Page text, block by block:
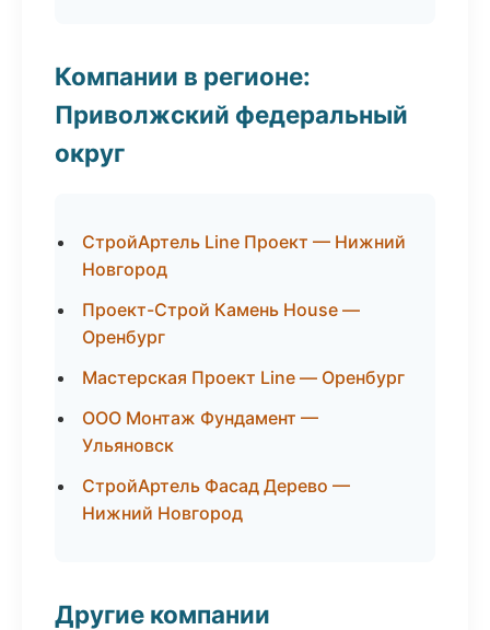
Компании в регионе:
Приволжский федеральный
округ
СтройАртель Line Проект — Нижний
Новгород
Проект-Строй Камень House —
Оренбург
Мастерская Проект Line — Оренбург
ООО Монтаж Фундамент —
Ульяновск
СтройАртель Фасад Дерево —
Нижний Новгород
Другие компании